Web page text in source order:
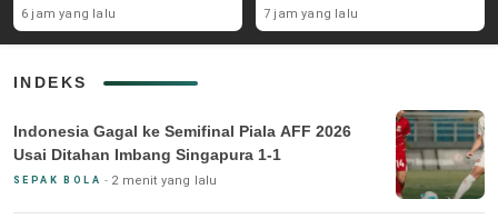
6 jam yang lalu
Pascabencana
7 jam yang lalu
INDEKS
Indonesia Gagal ke Semifinal Piala AFF 2026
Usai Ditahan Imbang Singapura 1-1
SEPAK BOLA 2 menit yang lalu